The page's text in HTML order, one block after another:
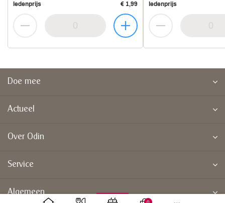
ledenprijs
€ 1,99
ledenprijs
Doe mee
Actueel
Over Odin
Service
Algemeen